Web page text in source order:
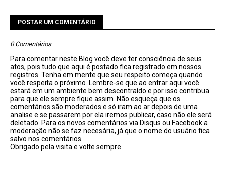
POSTAR UM COMENTÁRIO
0 Comentários
Para comentar neste Blog você deve ter consciência de seus
atos, pois tudo que aqui é postado fica registrado em nossos
registros. Tenha em mente que seu respeito começa quando
você respeita o próximo. Lembre-se que ao entrar aqui você
estará em um ambiente bem descontraído e por isso contribua
para que ele sempre fique assim. Não esqueça que os
comentários são moderados e só iram ao ar depois de uma
analise e se passarem por ela iremos publicar, caso não ele será
deletado. Para os novos comentários via Disqus ou Facebook a
moderação não se faz necesária, já que o nome do usuário fica
salvo nos comentários.
Obrigado pela visita e volte sempre.